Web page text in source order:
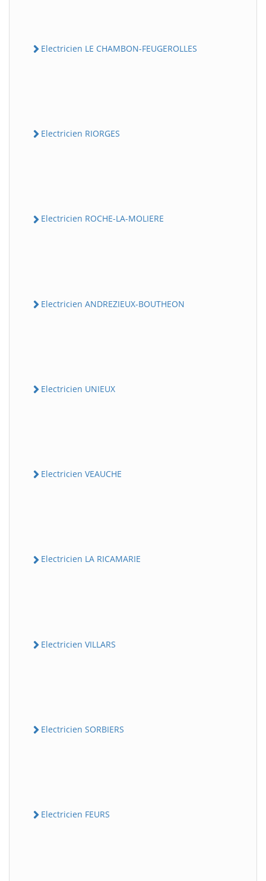
Electricien LE CHAMBON-FEUGEROLLES
Electricien RIORGES
Electricien ROCHE-LA-MOLIERE
Electricien ANDREZIEUX-BOUTHEON
Electricien UNIEUX
Electricien VEAUCHE
Electricien LA RICAMARIE
Electricien VILLARS
Electricien SORBIERS
Electricien FEURS